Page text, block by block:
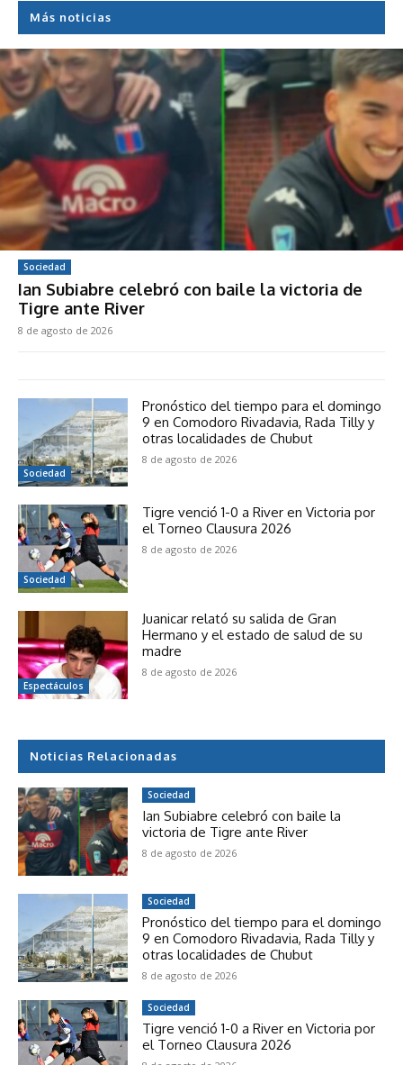
Más noticias
Sociedad
Ian Subiabre celebró con baile la victoria de
Tigre ante River
8 de agosto de 2026
Sociedad
Pronóstico del tiempo para el domingo
9 en Comodoro Rivadavia, Rada Tilly y
otras localidades de Chubut
8 de agosto de 2026
Sociedad
Tigre venció 1-0 a River en Victoria por
el Torneo Clausura 2026
8 de agosto de 2026
Espectáculos
Juanicar relató su salida de Gran
Hermano y el estado de salud de su
madre
8 de agosto de 2026
Noticias Relacionadas
Sociedad
Ian Subiabre celebró con baile la
victoria de Tigre ante River
8 de agosto de 2026
Sociedad
Pronóstico del tiempo para el domingo
9 en Comodoro Rivadavia, Rada Tilly y
otras localidades de Chubut
8 de agosto de 2026
Sociedad
Tigre venció 1-0 a River en Victoria por
el Torneo Clausura 2026